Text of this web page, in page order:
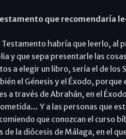
que recomendaría
habría que leerlo, al
y que sepa presentarle las
a elegir un libro, sería el de
el Génesis y el Éxodo,
a través de Abrahán, en el
Y a las personas que
que conozcan el curso
de la diócesis de Málaga, en el